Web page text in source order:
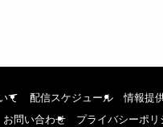
て 配信スケジュール
情報提
お問い合わせ プライバシーポリ